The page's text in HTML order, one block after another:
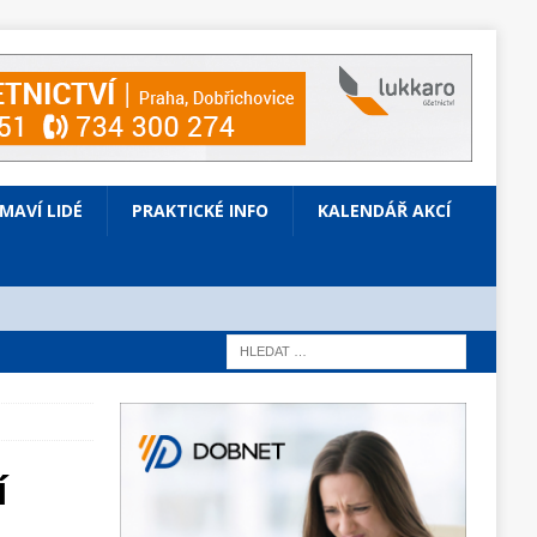
LIDÉ PRAKTICKÉ INFO KALENDÁŘ AKCÍ